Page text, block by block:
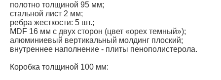
полотно толщиной 95 мм;
стальной лист 2 мм;
ребра жесткости: 5 шт.;
MDF 16 мм с двух сторон (цвет «орех темный»);
алюминиевый вертикальный молдинг плоский;
внутреннее наполнение - плиты пенополистерола.
Коробка толщиной 100 мм: